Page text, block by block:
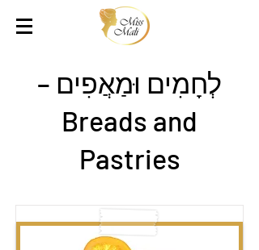
לְחָמִים וּמַאֲפִים –
Breads and
Pastries